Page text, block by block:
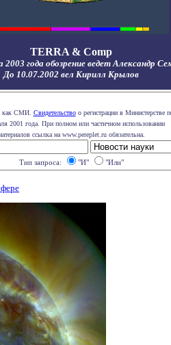
TERRA & Comp
2003 года обозрение ведет Александр
До 10.07.2002 вел Кирилл Крылов
как СМИ. Свидетельствоо регистрации в Министерстве
2001 года. При полном или частичном использовании
ссылка на www.pereplet.ru обязательна.
Тип запроса: "И" "Или"